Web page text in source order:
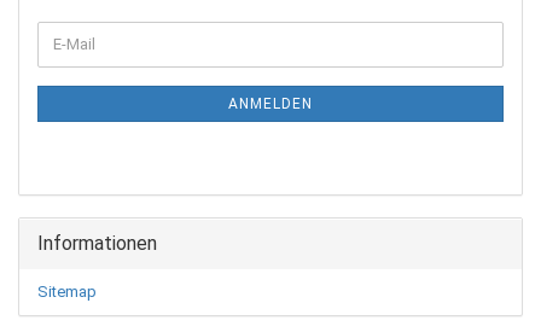
ZUR
NEWSLETTER-
E-
Mail
ANMELDEN
Informationen
Sitemap